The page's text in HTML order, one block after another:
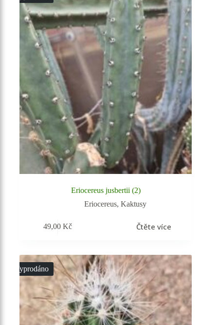
Eriocereus jusbertii (2)
Eriocereus,Kaktusy
49,00Kč Čtěte více
Vyprodáno